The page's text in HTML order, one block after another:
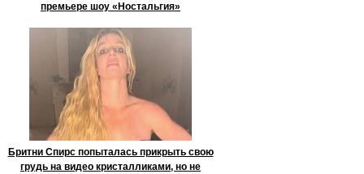
премьере шоу «Ностальгия»
Бритни Спирс попыталась прикрыть свою
грудь на видео кристалликами, но не